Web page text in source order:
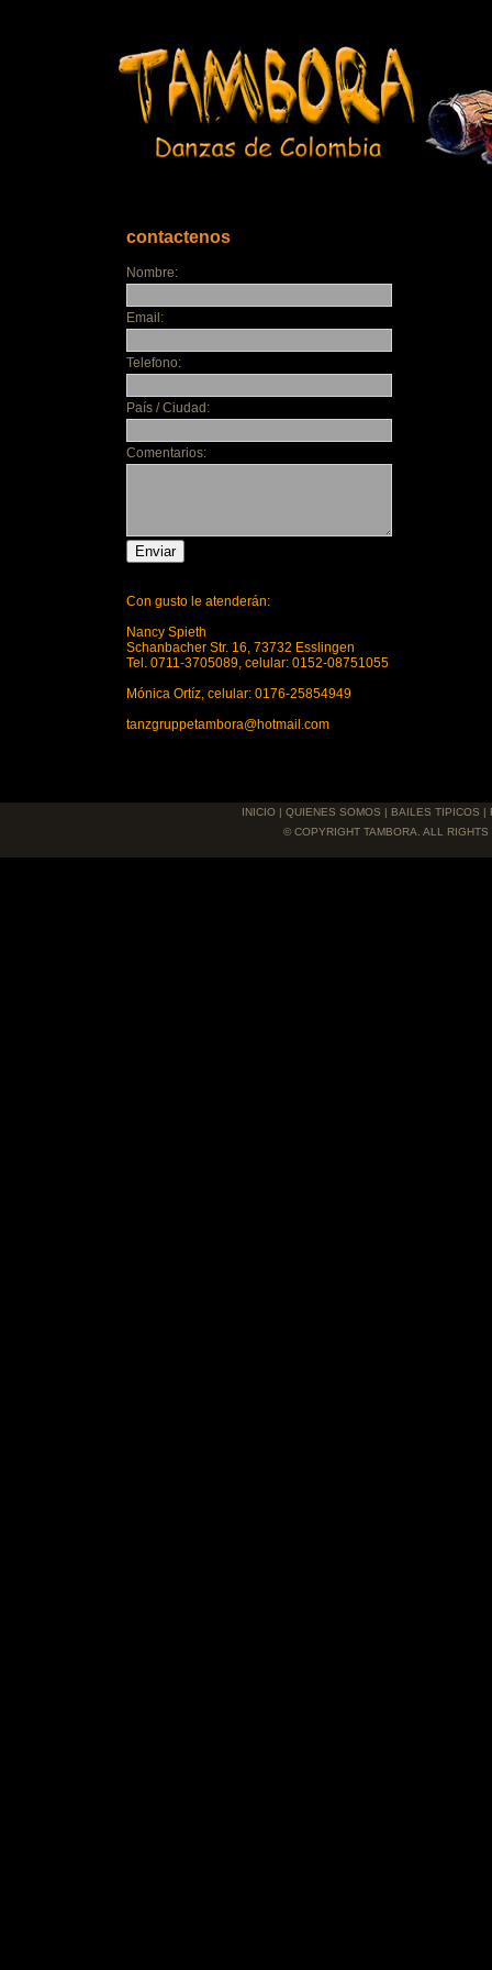
contactenos
Nombre:
Email:
Telefono:
País / Ciudad:
Comentarios:
Con gusto le atenderán:
Nancy Spieth
Schanbacher Str. 16, 73732 Esslingen
Tel. 0711-3705089, celular: 0152-08751055
Mónica Ortíz, celular: 0176-25854949
tanzgruppetambora@hotmail.com
INICIO| QUIENES SOMOS | BAILES TIPICOS |
© COPYRIGHT TAMBORA. ALL